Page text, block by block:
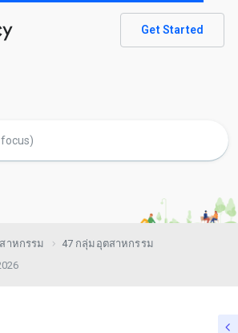
Get Started
าหกรรม
47 กลุ่มอุตสาหกรรม